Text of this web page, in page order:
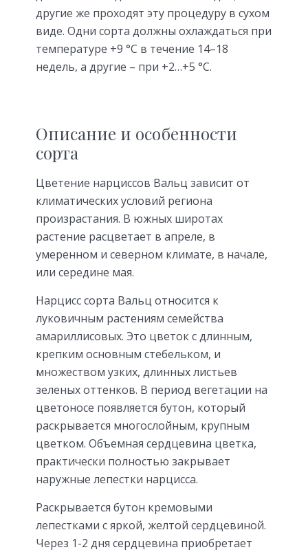
другие же проходят эту процедуру в сухом
виде. Одни сорта должны охлаждаться при
температуре +9 °C в течение 14–18
недель, а другие – при +2…+5 °C.
Описание и особенности
сорта
Цветение нарциссов Вальц зависит от
климатических условий региона
произрастания. В южных широтах
растение расцветает в апреле, в
умеренном и северном климате, в начале,
или середине мая.
Нарцисс сорта Вальц относится к
луковичным растениям семейства
амариллисовых. Это цветок с длинным,
крепким основным стебельком, и
множеством узких, длинных листьев
зеленых оттенков. В период вегетации на
цветоносе появляется бутон, который
раскрывается многослойным, крупным
цветком. Объемная сердцевина цветка,
практически полностью закрывает
наружные лепестки нарцисса.
Раскрывается бутон кремовыми
лепестками с яркой, желтой сердцевиной.
Через 1-2 дня сердцевина приобретает